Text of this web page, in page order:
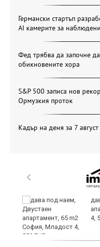
Германски стартъп
AI камерите за
Фед трябва да започне
обикновените хора
S&P 500 записа нов
Ормузкия проток
Кадър на деня за 7 август
4,